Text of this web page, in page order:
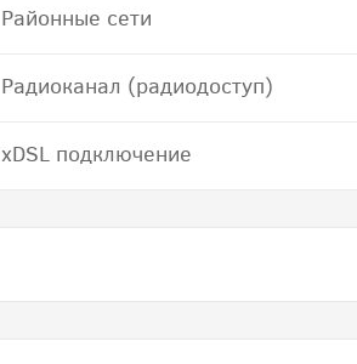
Районные сети
Радиоканал (радиодоступ)
хDSL подключение